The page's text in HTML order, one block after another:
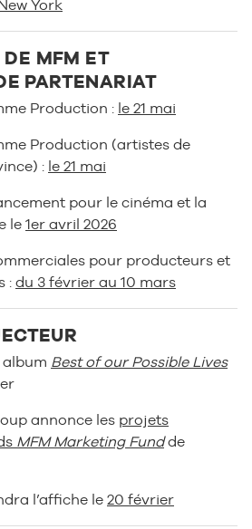
York
MFM ET
PARTENARIAT
Production : le 21 mai
Production (artistes de
: le 21 mai
pour le cinéma et la
le 1er avril 2026
pour producteurs et
: du 3 février au 10 mars
album Best of our Possible Lives
annonce les projets
MFM Marketing Fundde
l’affiche le 20 février